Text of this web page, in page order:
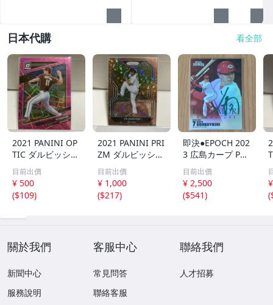
日本代購 看全部
2021 PANINI OP
TIC ダルビッシュ
有 249枚限定
シリアルカード
パドレス
目前出價
¥ 500
($109)
2021 PANINI PRI
ZM ダルビッシュ
有 40枚限定
シリアルカード
パドレス
目前出價
¥ 1,000
($217)
即決●EPOCH 202
3 広島カープ PRE
MIER EDITION
堂林翔太 /5枚限
定 デコモリ緑箔
サインカード #D
目前出價
¥ 2,500
($541)
(
關於我們
新聞中心
服務說明
客服中心
常見問答
聯絡客服
聯絡我們
人才招募